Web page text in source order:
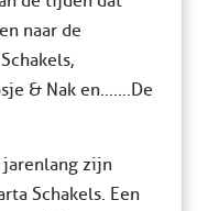
naar de
& Nak en…….De
jarenlang zijn
Schakels. Een